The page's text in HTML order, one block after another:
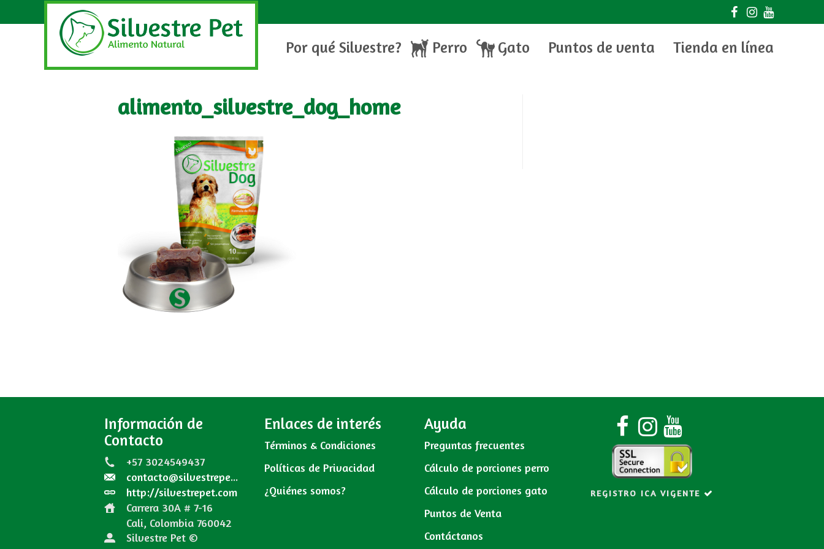
Por qué Silvestre? Perro Gato Puntos de venta Tienda en línea
alimento_silvestre_dog_home
Información de
Contacto
+57 3024549437
contacto@silvestrepet.com
http://silvestrepet.com
Carrera 30A # 7-16
Cali, Colombia 760042
Silvestre Pet ©
Enlaces de interés
Términos & Condiciones
Políticas de Privacidad
¿Quiénes somos?
Ayuda
Preguntas frecuentes
Cálculo de porciones perro
Cálculo de porciones gato
Puntos de Venta
Contáctanos
REGISTRO ICA VIGENTE